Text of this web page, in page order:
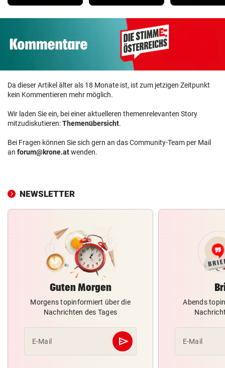
Da dieser Artikel älter als 18 Monate ist, ist zum jetzigen Zeitpunkt
kein Kommentieren mehr möglich.
Wir laden Sie ein, bei einer aktuelleren themenrelevanten Story
mitzudiskutieren:Themenübersicht.
Bei Fragen können Sie sich gern an das Community-Team per Mail
an forum@krone.atwenden.
NEWSLETTER
Guten Morgen
Morgens topinformiert über die
Nachrichten des Tages
E-Mail send
Abschicken
Abends
E-Mail